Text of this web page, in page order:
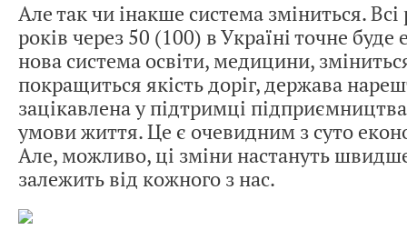
Але так чи інакше система зміниться.
років через 50 (100) в Україні точне
нова система освіти, медицини,
покращиться якість доріг, держава
зацікавлена у підтримці
умови життя. Це є очевидним з суто
Але, можливо, ці зміни настануть
залежить від кожного з нас.